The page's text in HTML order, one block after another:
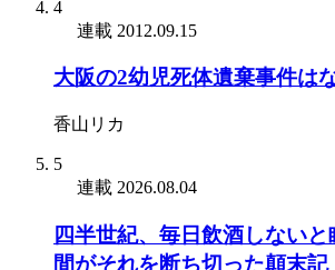
4
連載 2012.09.15
大阪の2幼児死体遺棄事件は
香山リカ
5
連載 2026.08.04
四半世紀、毎日飲酒しないと
間がそれを断ち切った顛末記